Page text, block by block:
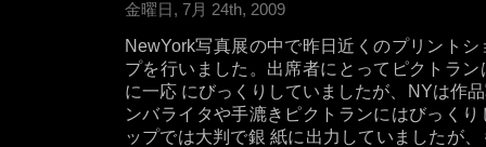
金曜日, 7月 24th, 2009
NewYork写真展の中で昨日近くのプリント
プを行いました。出席者にとってピクトラ
に一応 にびっくりしていましたが、NYは作
ンバライタや手漉きピクトランにはびっく
ップでは大判で銀 紙に出力していましたが